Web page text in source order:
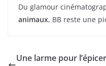
Du glamour
animaux, BB reste une
Une larme pour